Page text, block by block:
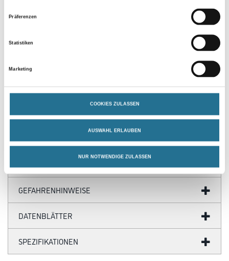
Präferenzen
Statistiken
Marketing
COOKIES ZULASSEN
AUSWAHL ERLAUBEN
NUR NOTWENDIGE ZULASSEN
Produkteigenschaft
- Hochwertiges Premium-Feinkrepp
- Mit Natron-Abdeckpapier (50 g/m²)
GEFAHRENHINWEISE
DATENBLÄTTER
SPEZIFIKATIONEN